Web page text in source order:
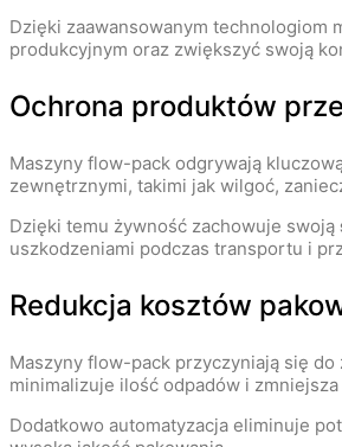
Dzięki zaawansowanym technologiom
produkcyjnym oraz zwiększyć swoją
Ochrona produktów
Maszyny flow-pack odgrywają
zewnętrznymi, takimi jak wilgoć,
Dzięki temu żywność zachowuje swoją
uszkodzeniami podczas transportu i
Redukcja kosztów
Maszyny flow-pack przyczyniają się do
minimalizuje ilość odpadów i
Dodatkowo automatyzacja eliminuje